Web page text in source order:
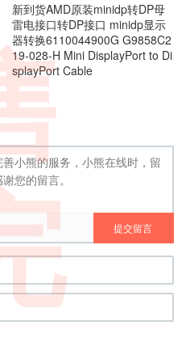
新到货AMD原装minidp转DP母
雷电接口转DP接口 minidp显示
器转换6110044900G G9858C2
19-028-H Mini DisplayPort to Di
splayPort Cable
提交留言